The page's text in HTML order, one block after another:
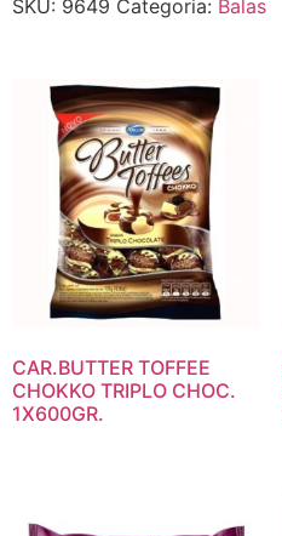
SKU: 9649 Categoria: Balas
CAR.BUTTER TOFFEE
CHOKKO TRIPLO CHOC.
1X600GR.